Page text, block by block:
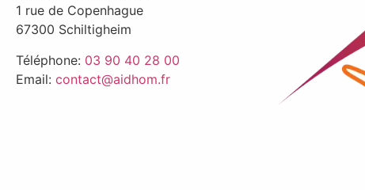
1 rue de Copenhague
67300 Schiltigheim
Téléphone: 03 90 40 28 00
Email: contact@aidhom.fr